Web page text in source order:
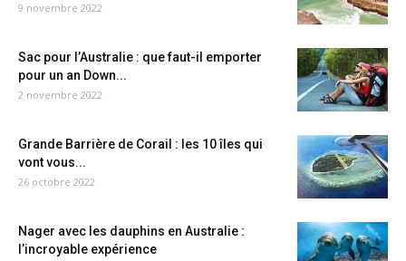
9 novembre 2022
Sac pour l’Australie : que faut-il emporter
pour un an Down...
2 novembre 2022
Grande Barrière de Corail : les 10 îles qui
vont vous...
26 octobre 2022
Nager avec les dauphins en Australie :
l’incroyable expérience